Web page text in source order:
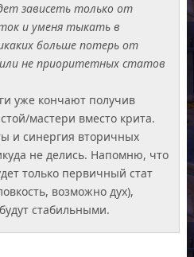
зависеть только от
и уменя тыкать в
больше потерь от
не приоритетных статов
уже кончают получив
мастери вместо крита.
и синергия вторичных
не делись. Напомню, что
только первичный стат
возможно дух),
стабильными.